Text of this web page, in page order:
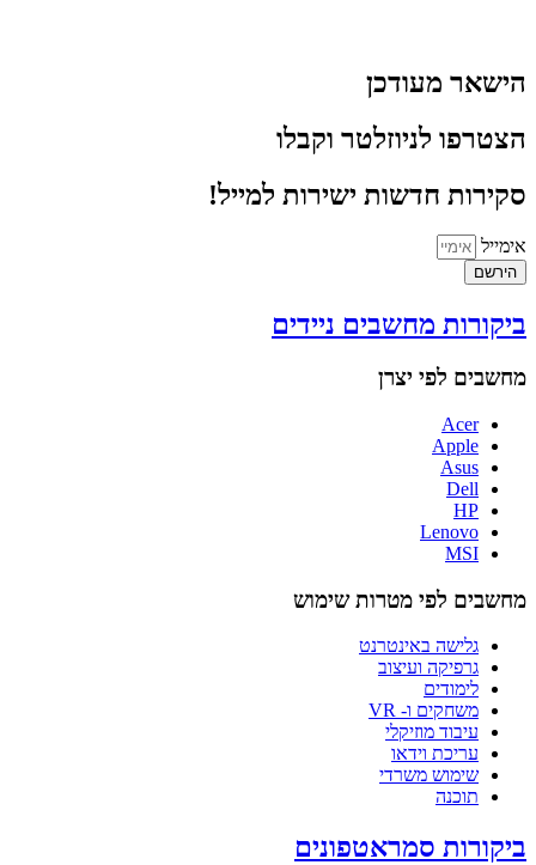
הישאר מעודכן
הצטרפו לניוזלטר וקבלו
סקירות חדשות ישירות למייל!
אימייל
הירשם
ביקורות מחשבים ניידים
מחשבים לפי יצרן
Acer
Apple
Asus
Dell
HP
Lenovo
MSI
מחשבים לפי מטרות שימוש
גלישה באינטרנט
גרפיקה ועיצוב
לימודים
משחקים ו- VR
עיבוד מוזיקלי
עריכת וידאו
שימוש משרדי
תוכנה
ביקורות סמראטפונים